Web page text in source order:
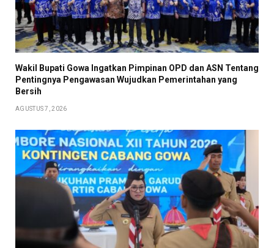
Wakil Bupati Gowa Ingatkan Pimpinan OPD dan ASN Tentang
Pentingnya Pengawasan Wujudkan Pemerintahan yang
Bersih
AGUSTUS 7, 2026